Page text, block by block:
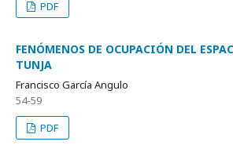
PDF
FENÓMENOS DE OCUPACIÓN DEL
TUNJA
Francisco García Angulo
54-59
PDF